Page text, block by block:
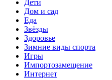
Дети
Дом и сад
Еда
Звёзды
Здоровье
Зимние виды спорта
Игры
Импортозамещение
Интернет